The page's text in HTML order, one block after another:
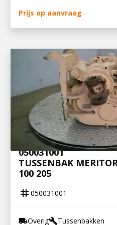
Prijs op aanvraag
050031001
TUSSENBAK
100 205
tag 050031001
local_shippingOverigbuildTussenbakken